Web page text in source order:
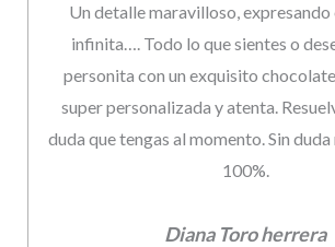
Un detalle maravilloso, expresando
infinita…. Todo lo que sientes o
personita con un exquisito
super personalizada y atenta.
duda que tengas al momento. Sin
100%.
Diana Toro herrera